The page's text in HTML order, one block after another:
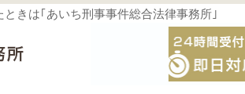
きは｢あいち刑事事件総合法律事務所｣